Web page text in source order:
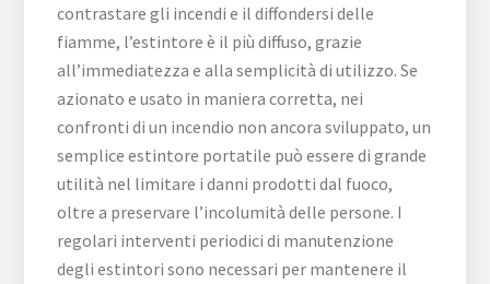
contrastare gli incendi e il diffondersi delle
fiamme, l’estintore è il più diffuso, grazie
all’immediatezza e alla semplicità di utilizzo. Se
azionato e usato in maniera corretta, nei
confronti di un incendio non ancora sviluppato, un
semplice estintore portatile può essere di grande
utilità nel limitare i danni prodotti dal fuoco,
oltre a preservare l’incolumità delle persone. I
regolari interventi periodici di manutenzione
degli estintori sono necessari per mantenere il